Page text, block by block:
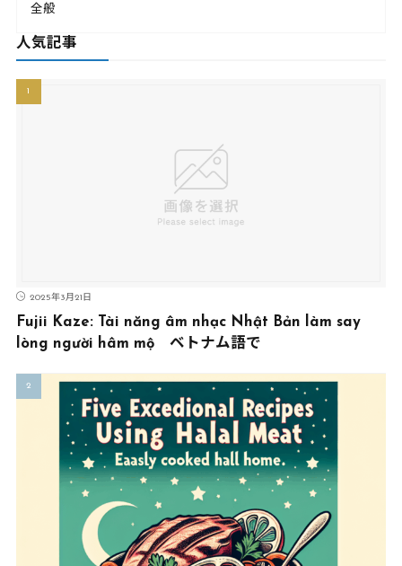
全般
人気記事
2025年3月21日
Fujii Kaze: Tài năng âm nhạc Nhật Bản làm say
lòng người hâm mộ ベトナム語で